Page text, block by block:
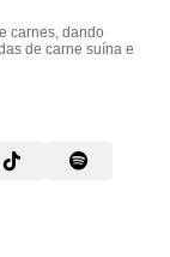
carnes, dando
de carne suína e